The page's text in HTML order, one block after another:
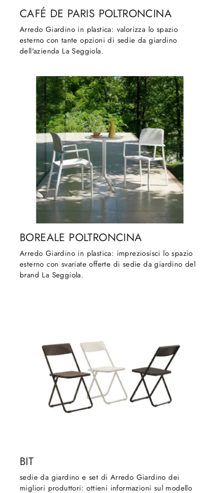
CAFÉ DE PARIS POLTRONCINA
Arredo Giardino in plastica: valorizza lo spazio
esterno con tante opzioni di sedie da giardino
dell'azienda La Seggiola.
BOREALE POLTRONCINA
Arredo Giardino in plastica: impreziosisci lo spazio
esterno con svariate offerte di sedie da giardino del
brand La Seggiola.
BIT
sedie da giardino e set di Arredo Giardino dei
migliori produttori: ottieni informazioni sul modello